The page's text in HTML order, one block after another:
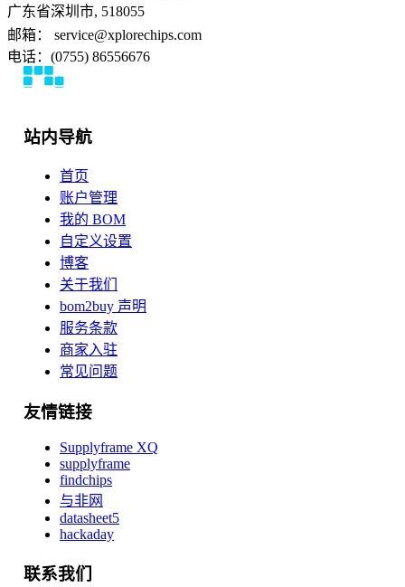
广东省深圳市, 518055
邮箱： service@xplorechips.com
电话：(0755) 86556676
站内导航
首页
账户管理
我的 BOM
自定义设置
博客
关于我们
bom2buy 声明
服务条款
商家入驻
常见问题
友情链接
Supplyframe XQ
supplyframe
findchips
与非网
datasheet5
hackaday
联系我们